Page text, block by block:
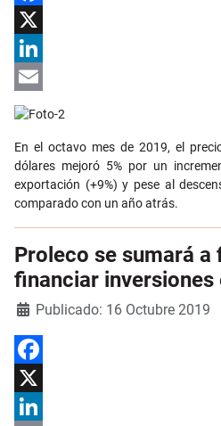
Facebook
X
LinkedIn
Email
En el octavo mes de 2019, el
dólares mejoró 5% por un
exportación (+9%) y pese al
comparado con un año atrás.
Proleco se sumará
financiar inversiones
Detalles
Publicado: 16 Octubre 2019
Facebook
X